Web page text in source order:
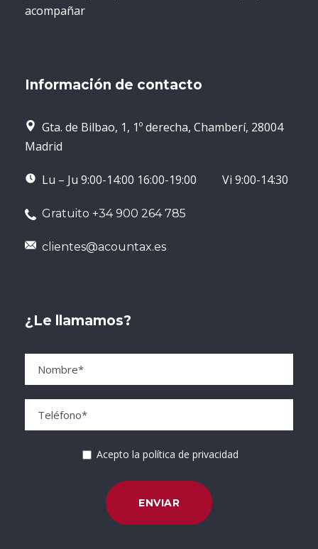
acompañar
Información de contacto
Gta. de Bilbao, 1, 1º derecha, Chamberí, 28004
Madrid
Lu – Ju 9:00-14:00 16:00-19:00 Vi 9:00-14:30
Gratuito +34 900 264 785
clientes@acountax.es
¿Le llamamos?
Acepto la política de privacidad